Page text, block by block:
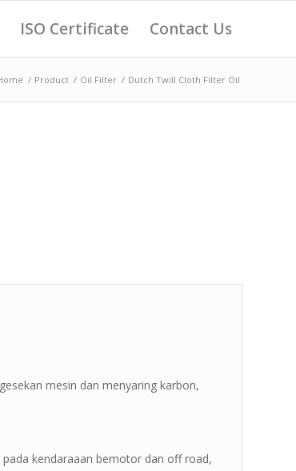
ISO Certificate Contact Us
/ Product / Oil Filter / Dutch Twill Cloth Filter Oil
mesin dan menyaring karbon,
kendaraaan bemotor dan off road,